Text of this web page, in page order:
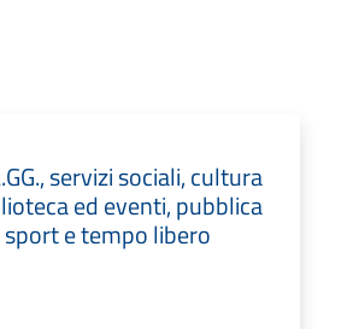
servizi sociali, cultura
ed eventi, pubblica
e tempo libero